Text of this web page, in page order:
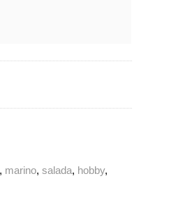
marino salada hobby